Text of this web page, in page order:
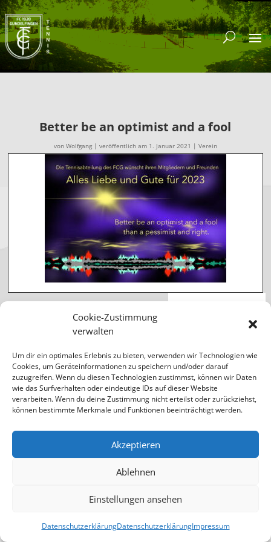
Cookie-Zustimmung
verwalten
Um dir ein optimales Erlebnis zu bieten, verwenden wir Technologien wie
Cookies, um Geräteinformationen zu speichern und/oder darauf
zuzugreifen. Wenn du diesen Technologien zustimmst, können wir Daten
wie das Surfverhalten oder eindeutige IDs auf dieser Website
verarbeiten. Wenn du deine Zustimmung nicht erteilst oder zurückziehst,
können bestimmte Merkmale und Funktionen beeinträchtigt werden.
Akzeptieren
Ablehnen
Einstellungen ansehen
DatenschutzerklärungDatenschutzerklärungImpressum
Better be an optimist and a fool
von Wolfgang| veröffentlich am 1. Januar 2021 | Verein
präsentiert von unserem Partner
Impressum •Datenschutz•Sitemap